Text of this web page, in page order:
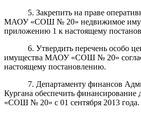
5. Закрепить на праве
МАОУ «СОШ № 20» недвижимое
приложению 1 к настоящему
6. Утвердить перечень особо
имущества МАОУ «СОШ № 20»
настоящему постановлению.
7. Департаменту финансов
Кургана обеспечить финансирование
«СОШ № 20» с 01 сентября 2013 года.